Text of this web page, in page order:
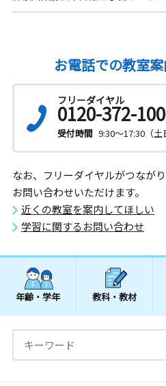
お電話での教室
フリーダイヤル
0120-372-100
受付時間 9:30～17:30（土
なお、フリーダイヤルがつなが
お問い合わせいただけます。
近くの教室を案内してほしい
学習に関するお問い合わせ
年齢・学年 教科・教材